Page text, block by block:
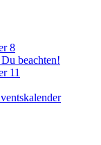
8
beachten!
11